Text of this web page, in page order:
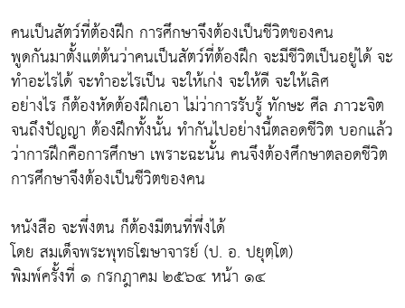
คนเป็นสัตว์ที่ต้องฝึก การศึกษาจึงต้องเป็นชีวิตของคน
พูดกันมาตั้งแต่ต้นว่าคนเป็นสัตว์ที่ต้องฝึก จะมีชีวิตเป็นอยู่ได้ จะ
ทำอะไรได้ จะทำอะไรเป็น จะให้เก่ง จะให้ดี จะให้เลิศ
อย่างไร ก็ต้องหัดต้องฝึกเอา ไม่ว่าการรับรู้ ทักษะ ศีล ภาวะจิต
จนถึงปัญญา ต้องฝึกทั้งนั้น ทำกันไปอย่างนี้ตลอดชีวิต บอกแล้ว
ว่าการฝึกคือการศึกษา เพราะฉะนั้น คนจึงต้องศึกษาตลอดชีวิต
การศึกษาจึงต้องเป็นชีวิตของคน
หนังสือ จะพึ่งตน ก็ต้องมีตนที่พึ่งได้
โดย สมเด็จพระพุทธโฆษาจารย์ (ป. อ. ปยุตฺโต)
พิมพ์ครั้งที่ ๑ กรกฎาคม ๒๕๖๔ หน้า ๑๔